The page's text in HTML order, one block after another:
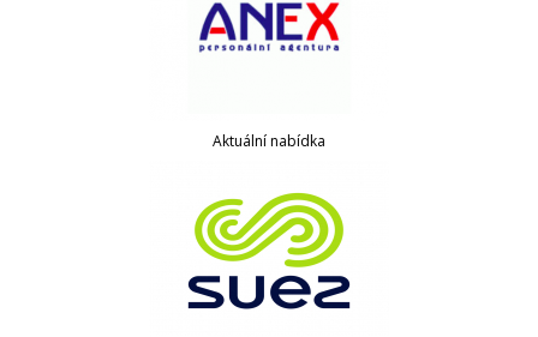
Aktuální nabídka